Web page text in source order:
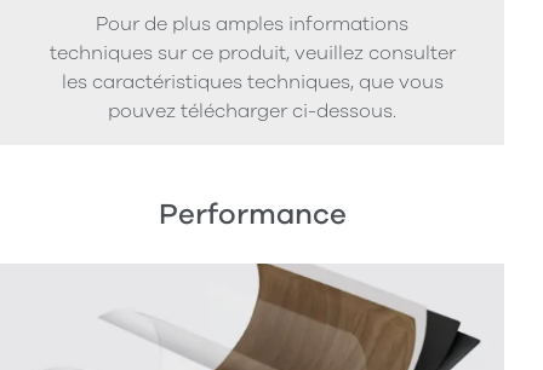
Pour de plus amples informations
techniques sur ce produit, veuillez consulter
les caractéristiques techniques, que vous
pouvez télécharger ci-dessous.
Performance